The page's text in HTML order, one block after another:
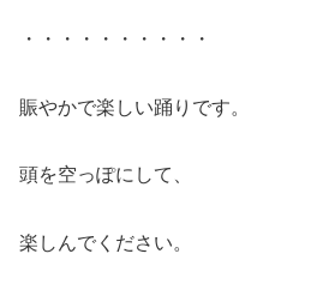
・・・・・・・・・・
賑やかで楽しい踊りです。
頭を空っぽにして、
楽しんでください。